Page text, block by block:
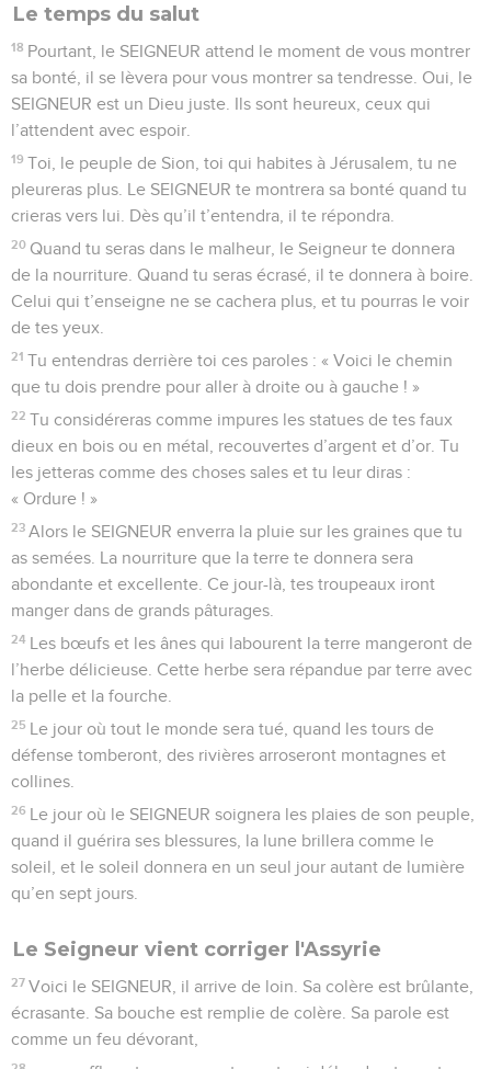
Le temps du salut
18 Pourtant, le SEIGNEUR attend le moment de vous montrer
sa bonté, il se lèvera pour vous montrer sa tendresse. Oui, le
SEIGNEUR est un Dieu juste. Ils sont heureux, ceux qui
l’attendent avec espoir.
19 Toi, le peuple de Sion, toi qui habites à Jérusalem, tu ne
pleureras plus. Le SEIGNEUR te montrera sa bonté quand tu
crieras vers lui. Dès qu’il t’entendra, il te répondra.
20 Quand tu seras dans le malheur, le Seigneur te donnera
de la nourriture. Quand tu seras écrasé, il te donnera à boire.
Celui qui t’enseigne ne se cachera plus, et tu pourras le voir
de tes yeux.
21 Tu entendras derrière toi ces paroles : « Voici le chemin
que tu dois prendre pour aller à droite ou à gauche ! »
22 Tu considéreras comme impures les statues de tes faux
dieux en bois ou en métal, recouvertes d’argent et d’or. Tu
les jetteras comme des choses sales et tu leur diras :
« Ordure ! »
23 Alors le SEIGNEUR enverra la pluie sur les graines que tu
as semées. La nourriture que la terre te donnera sera
abondante et excellente. Ce jour-là, tes troupeaux iront
manger dans de grands pâturages.
24 Les bœufs et les ânes qui labourent la terre mangeront de
l’herbe délicieuse. Cette herbe sera répandue par terre avec
la pelle et la fourche.
25 Le jour où tout le monde sera tué, quand les tours de
défense tomberont, des rivières arroseront montagnes et
collines.
26 Le jour où le SEIGNEUR soignera les plaies de son peuple,
quand il guérira ses blessures, la lune brillera comme le
soleil, et le soleil donnera en un seul jour autant de lumière
qu’en sept jours.
Le Seigneur vient corriger l'Assyrie
27 Voici le SEIGNEUR, il arrive de loin. Sa colère est brûlante,
écrasante. Sa bouche est remplie de colère. Sa parole est
comme un feu dévorant,